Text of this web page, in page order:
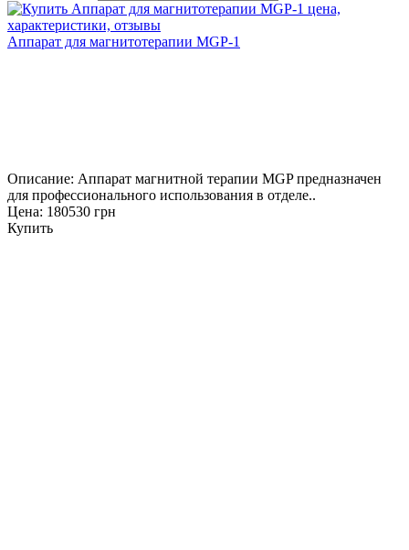
Аппарат для магнитотерапии MGP-1
Описание: Аппарат магнитной терапии MGP предназначен
для профессионального использования в отделе..
Цена: 180530 грн
Купить